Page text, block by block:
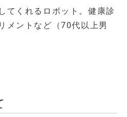
てくれるロボット。健康診
メントなど（70代以上男